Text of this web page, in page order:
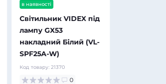
в наявності
Світильник VIDEX під
лампу GX53
накладний Білий (VL-
SPF25A-W)
Код товару:21370
0